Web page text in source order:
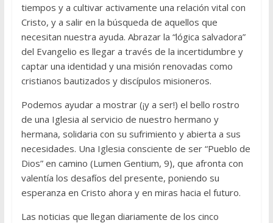
tiempos y a cultivar activamente una relación vital con
Cristo, y a salir en la búsqueda de aquellos que
necesitan nuestra ayuda. Abrazar la “lógica salvadora”
del Evangelio es llegar a través de la incertidumbre y
captar una identidad y una misión renovadas como
cristianos bautizados y discípulos misioneros.
Podemos ayudar a mostrar (¡y a ser!) el bello rostro
de una Iglesia al servicio de nuestro hermano y
hermana, solidaria con su sufrimiento y abierta a sus
necesidades. Una Iglesia consciente de ser “Pueblo de
Dios” en camino (Lumen Gentium, 9), que afronta con
valentía los desafíos del presente, poniendo su
esperanza en Cristo ahora y en miras hacia el futuro.
Las noticias que llegan diariamente de los cinco